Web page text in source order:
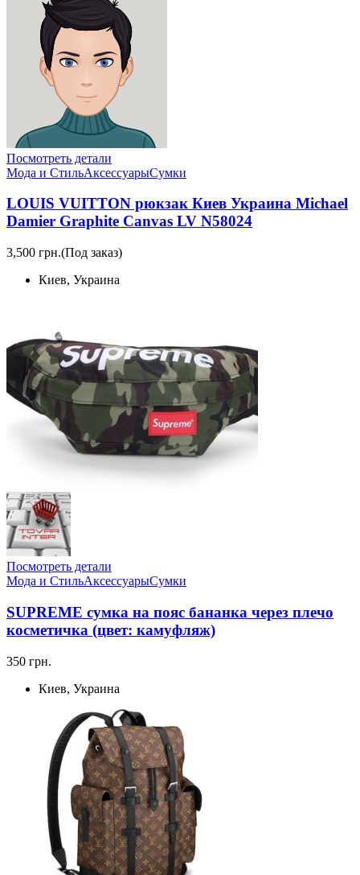
Посмотреть детали
Мода и СтильАксессуарыСумки
LOUIS VUITTON рюкзак Киев Украина Michael
Damier Graphite Canvas LV N58024
3,500 грн.(Под заказ)
Киев, Украина
Посмотреть детали
Мода и СтильАксессуарыСумки
SUPREME сумка на пояс бананка через плечо
косметичка (цвет: камуфляж)
350 грн.
Киев, Украина